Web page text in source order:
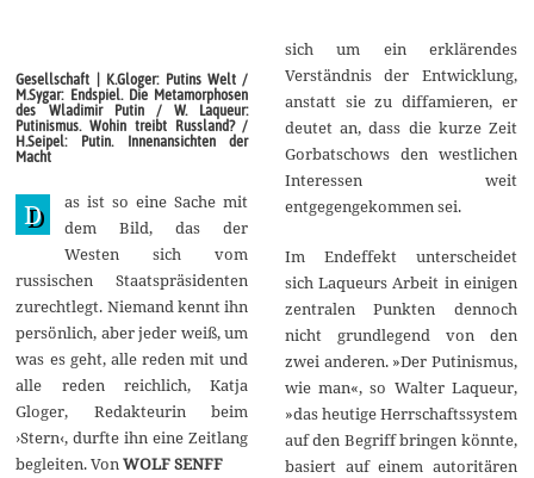
t
o
b
e
r
2
0
5
Gesellschaft | K.Gloger: Putins Welt /
M.Sygar: Endspiel. Die Metamorphosen
des Wladimir Putin / W. Laqueur:
Putinismus. Wohin treibt Russland? /
H.Seipel: Putin. Innenansichten der
Macht
D
as ist so eine Sache mit
dem Bild, das der
Westen sich vom
russischen Staatspräsidenten
zurechtlegt. Niemand kennt ihn
persönlich, aber jeder weiß, um
was es geht, alle reden mit und
alle reden reichlich, Katja
Gloger, Redakteurin beim
›Stern‹, durfte ihn eine Zeitlang
begleiten. VonWOLF SENFF
sich um ein erklärendes
Verständnis der Entwicklung,
anstatt sie zu diffamieren, er
deutet an, dass die kurze Zeit
Gorbatschows den westlichen
Interessen weit
entgegengekommen sei.
Im Endeffekt unterscheidet
sich Laqueurs Arbeit in einigen
zentralen Punkten dennoch
nicht grundlegend von den
zwei anderen. »Der Putinismus,
wie man«, so Walter Laqueur,
»das heutige Herrschaftssystem
auf den Begriff bringen könnte,
basiert auf einem autoritären